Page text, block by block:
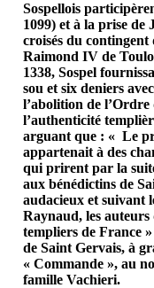
Sospellois
1099) et à la prise de
croisés du
Raimond IV de
1338, Sospel
sou et six deniers
l’abolition de l’Ordre
l’authenticité
arguant que : « Le
appartenait à des
qui prirent par la
aux bénédictins de
audacieux et suivant
Raynaud, les auteurs
templiers de France
de Saint Gervais, à
« Commande », au
famille Vachieri.